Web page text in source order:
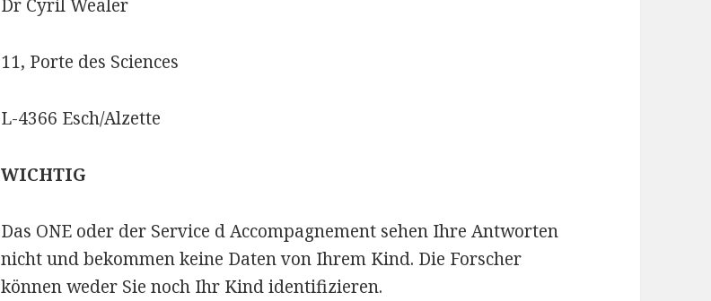
Dr Cyril Wealer
11, Porte des Sciences
L-4366 Esch/Alzette
WICHTIG
Das ONE oder der Service d Accompagnement sehen Ihre Antworten
nicht und bekommen keine Daten von Ihrem Kind. Die Forscher
können weder Sie noch Ihr Kind identifizieren.